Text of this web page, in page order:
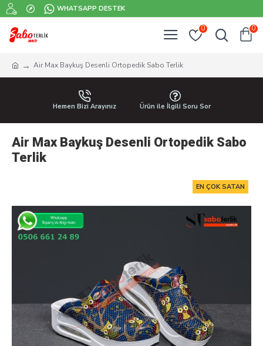
WHATSAPP DESTEK
0 0
Air Max Baykuş Desenli Ortopedik Sabo Terlik
Hemen Bizi Arayınız Ürün ile İlgili Soru Sor
Air Max Baykuş Desenli Ortopedik Sabo
Terlik
EN ÇOK SATAN